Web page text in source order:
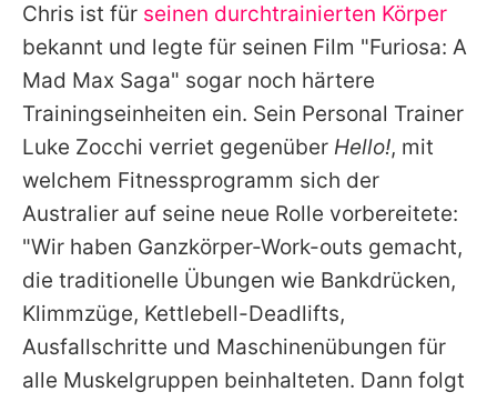
Chris ist für seinen durchtrainierten Körper
bekannt und legte für seinen Film "Furiosa: A
Mad Max Saga" sogar noch härtere
Trainingseinheiten ein. Sein Personal Trainer
Luke Zocchi verriet gegenüber Hello!, mit
welchem Fitnessprogramm sich der
Australier auf seine neue Rolle vorbereitete:
"Wir haben Ganzkörper-Work-outs gemacht,
die traditionelle Übungen wie Bankdrücken,
Klimmzüge, Kettlebell-Deadlifts,
Ausfallschritte und Maschinenübungen für
alle Muskelgruppen beinhalteten. Dann folgt